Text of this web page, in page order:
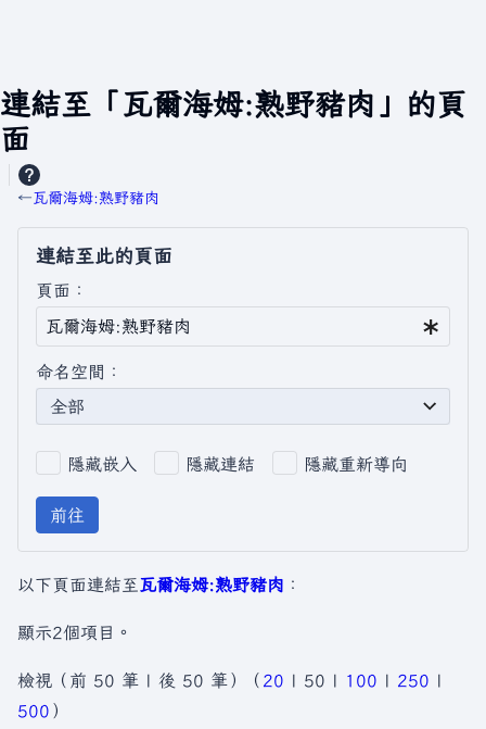
連結至「瓦爾海姆:熟野豬肉」的頁
面
←瓦爾海姆:熟野豬肉
連結至此的頁面
頁面：
命名空間：
全部
隱藏嵌入 隱藏連結 隱藏重新導向
前往
以下頁面連結至瓦爾海姆:熟野豬肉 ：
顯示2個項目。
檢視（ 前 50 筆 | 後 50 筆 ）（ 20 | 50 | 100 | 250 |
500 ）